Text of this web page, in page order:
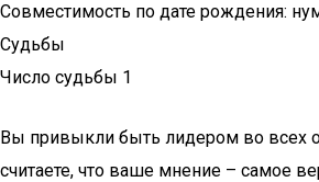
Совместимость по дате рождения:
Судьбы
Число судьбы 1
Вы привыкли быть лидером во всех
считаете, что ваше мнение – самое